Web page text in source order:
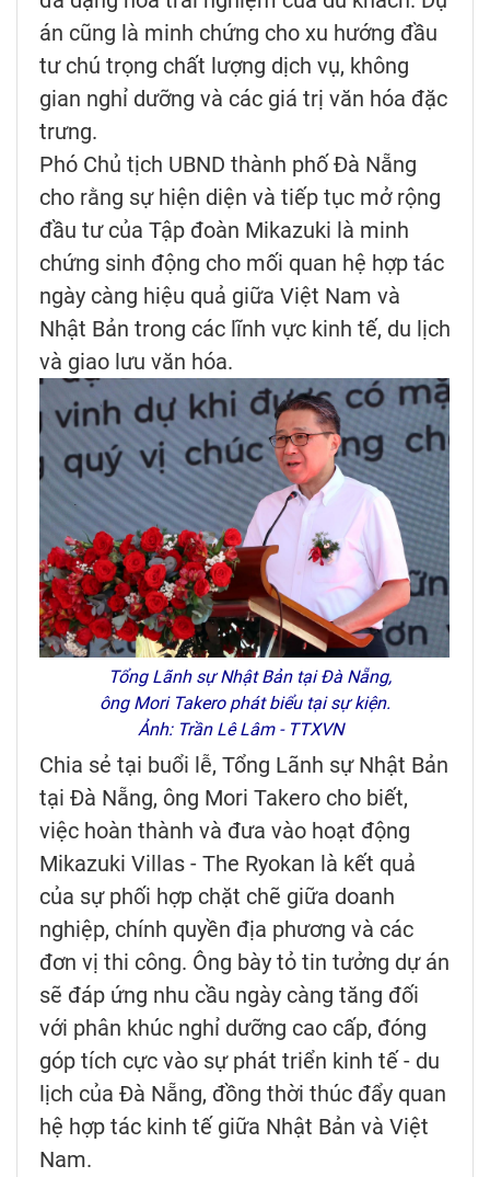
án cũng là minh chứng cho xu hướng đầu
tư chú trọng chất lượng dịch vụ, không
gian nghỉ dưỡng và các giá trị văn hóa đặc
trưng.
Phó Chủ tịch UBND thành phố Đà Nẵng
cho rằng sự hiện diện và tiếp tục mở rộng
đầu tư của Tập đoàn Mikazuki là minh
chứng sinh động cho mối quan hệ hợp tác
ngày càng hiệu quả giữa Việt Nam và
Nhật Bản trong các lĩnh vực kinh tế, du lịch
và giao lưu văn hóa.
Tổng Lãnh sự Nhật Bản tại Đà Nẵng,
ông Mori Takero phát biểu tại sự kiện.
Ảnh: Trần Lê Lâm - TTXVN
Chia sẻ tại buổi lễ, Tổng Lãnh sự Nhật Bản
tại Đà Nẵng, ông Mori Takero cho biết,
việc hoàn thành và đưa vào hoạt động
Mikazuki Villas - The Ryokan là kết quả
của sự phối hợp chặt chẽ giữa doanh
nghiệp, chính quyền địa phương và các
đơn vị thi công. Ông bày tỏ tin tưởng dự án
sẽ đáp ứng nhu cầu ngày càng tăng đối
với phân khúc nghỉ dưỡng cao cấp, đóng
góp tích cực vào sự phát triển kinh tế - du
lịch của Đà Nẵng, đồng thời thúc đẩy quan
hệ hợp tác kinh tế giữa Nhật Bản và Việt
Nam.